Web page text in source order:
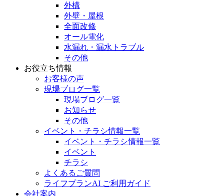
外構
外壁・屋根
全面改修
オール電化
水漏れ・漏水トラブル
その他
お役立ち情報
お客様の声
現場ブログ一覧
現場ブログ一覧
お知らせ
その他
イベント・チラシ情報一覧
イベント・チラシ情報一覧
イベント
チラシ
よくあるご質問
ライフプランAI ご利用ガイド
会社案内